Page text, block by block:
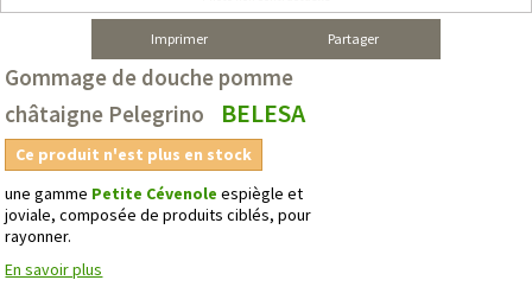
Imprimer Partager
Gommage de douche pomme
châtaigne Pelegrino
BELESA
Ce produit n'est plus en stock
une gamme Petite Cévenoleespiègle et
joviale, composée de produits ciblés, pour
rayonner.
En savoir plus